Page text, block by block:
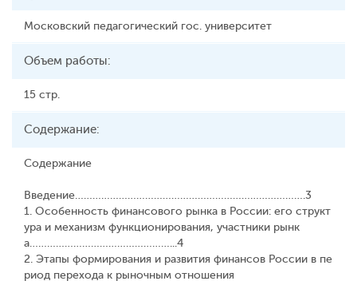
Московский педагогический гос. университет
Объем работы:
15 стр.
Содержание:
Содержание
Введение…………………………………………………………………….3
1. Особенность финансового рынка в России: его структ
ура и механизм функционирования, участники рынк
а…………………………………………...4
2. Этапы формирования и развития финансов России в пе
риод перехода к рыночным отношения